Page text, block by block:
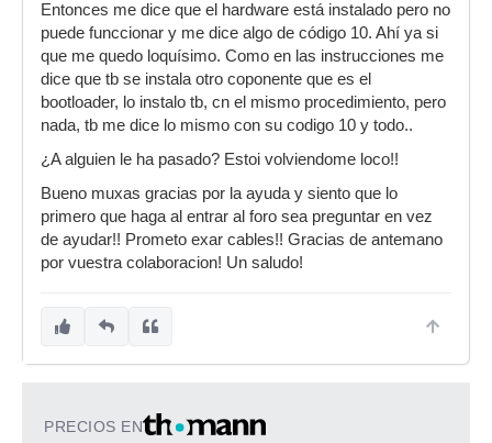
Entonces me dice que el hardware está instalado pero no
puede funccionar y me dice algo de código 10. Ahí ya si
que me quedo loquísimo. Como en las instrucciones me
dice que tb se instala otro coponente que es el
bootloader, lo instalo tb, cn el mismo procedimiento, pero
nada, tb me dice lo mismo con su codigo 10 y todo..
¿A alguien le ha pasado? Estoi volviendome loco!!
Bueno muxas gracias por la ayuda y siento que lo
primero que haga al entrar al foro sea preguntar en vez
de ayudar!! Prometo exar cables!! Gracias de antemano
por vuestra colaboracion! Un saludo!
PRECIOS EN